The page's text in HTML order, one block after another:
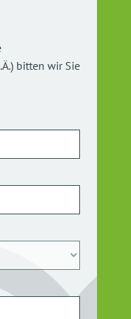
bitten wir Sie